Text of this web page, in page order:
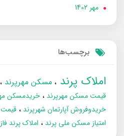
مهر 1402
برچسب‌ها
املاک پرند مسکن مهرپرند
قیمت مسکن مهرپرند
خریدمسکن
خریدوفروش آپارتمان شهرپرند
امتیاز مسکن ملی پرند
املاک پرند فاز 6